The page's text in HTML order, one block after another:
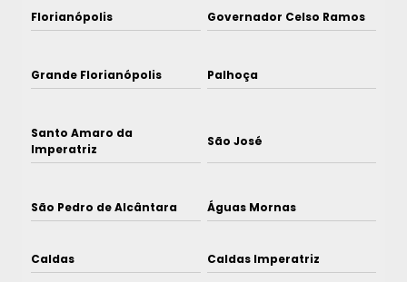
Florianópolis Governador Celso Ramos
Grande Florianópolis Palhoça
Santo Amaro da
Imperatriz
São José
São Pedro de Alcântara Águas Mornas
Caldas Caldas Imperatriz